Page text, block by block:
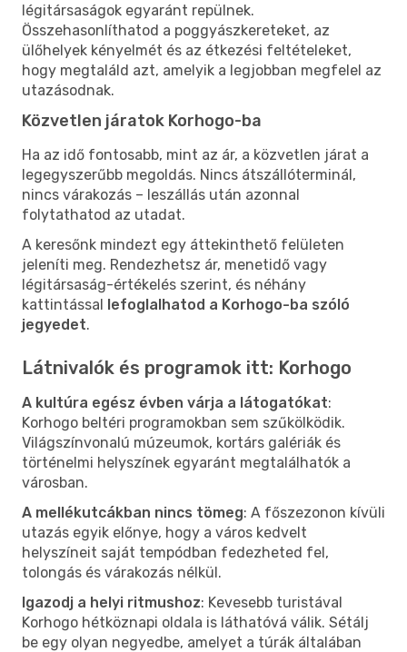
légitársaságok egyaránt repülnek.
Összehasonlíthatod a poggyászkereteket, az
ülőhelyek kényelmét és az étkezési feltételeket,
hogy megtaláld azt, amelyik a legjobban megfelel az
utazásodnak.
Közvetlen járatok Korhogo-ba
Ha az idő fontosabb, mint az ár, a közvetlen járat a
legegyszerűbb megoldás. Nincs átszállóterminál,
nincs várakozás – leszállás után azonnal
folytathatod az utadat.
A keresőnk mindezt egy áttekinthető felületen
jeleníti meg. Rendezhetsz ár, menetidő vagy
légitársaság-értékelés szerint, és néhány
kattintással lefoglalhatod a Korhogo-ba szóló
jegyedet.
Látnivalók és programok itt: Korhogo
A kultúra egész évben várja a látogatókat:
Korhogo beltéri programokban sem szűkölködik.
Világszínvonalú múzeumok, kortárs galériák és
történelmi helyszínek egyaránt megtalálhatók a
városban.
A mellékutcákban nincs tömeg: A főszezonon kívüli
utazás egyik előnye, hogy a város kedvelt
helyszíneit saját tempódban fedezheted fel,
tolongás és várakozás nélkül.
Igazodj a helyi ritmushoz: Kevesebb turistával
Korhogo hétköznapi oldala is láthatóvá válik. Sétálj
be egy olyan negyedbe, amelyet a túrák általában